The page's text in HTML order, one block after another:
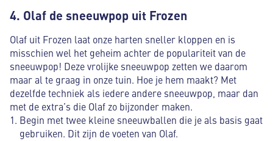
4. Olaf de sneeuwpop uit Frozen
Olaf uit Frozen laat onze harten sneller kloppen en is
misschien wel het geheim achter de populariteit van de
sneeuwpop! Deze vrolijke sneeuwpop zetten we daarom
maar al te graag in onze tuin. Hoe je hem maakt? Met
dezelfde techniek als iedere andere sneeuwpop, maar dan
met de extra’s die Olaf zo bijzonder maken.
Begin met twee kleine sneeuwballen die je als basis gaat
gebruiken. Dit zijn de voeten van Olaf.